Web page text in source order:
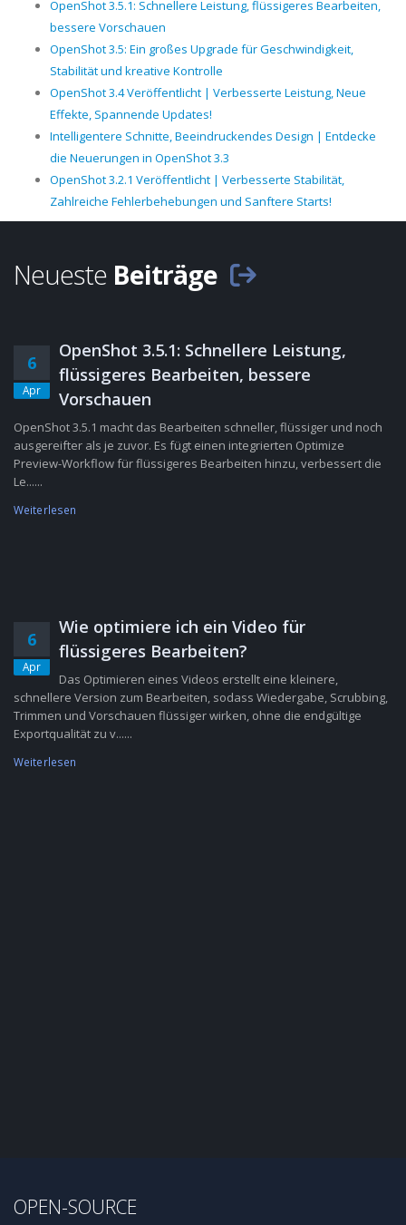
OpenShot 3.5.1: Schnellere Leistung, flüssigeres Bearbeiten,
bessere Vorschauen
OpenShot 3.5: Ein großes Upgrade für Geschwindigkeit,
Stabilität und kreative Kontrolle
OpenShot 3.4 Veröffentlicht | Verbesserte Leistung, Neue
Effekte, Spannende Updates!
Intelligentere Schnitte, Beeindruckendes Design | Entdecke
die Neuerungen in OpenShot 3.3
OpenShot 3.2.1 Veröffentlicht | Verbesserte Stabilität,
Zahlreiche Fehlerbehebungen und Sanftere Starts!
Neueste Beiträge
6
Apr
OpenShot 3.5.1: Schnellere Leistung,
flüssigeres Bearbeiten, bessere
Vorschauen
OpenShot 3.5.1 macht das Bearbeiten schneller, flüssiger und noch
ausgereifter als je zuvor. Es fügt einen integrierten Optimize
Preview-Workflow für flüssigeres Bearbeiten hinzu, verbessert die
Le......
Weiterlesen
6
Apr
Wie optimiere ich ein Video für
flüssigeres Bearbeiten?
Das Optimieren eines Videos erstellt eine kleinere,
schnellere Version zum Bearbeiten, sodass Wiedergabe, Scrubbing,
Trimmen und Vorschauen flüssiger wirken, ohne die endgültige
Exportqualität zu v......
Weiterlesen
OPEN-SOURCE